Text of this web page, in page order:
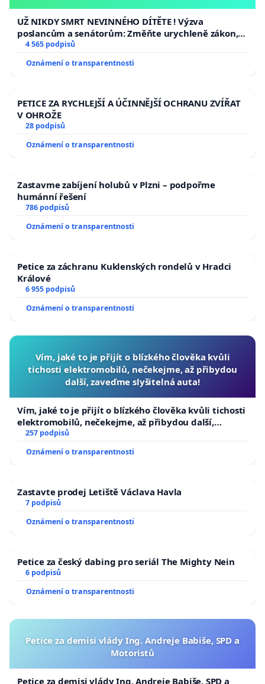
UŽ NIKDY SMRT NEVINNÉHO DÍTĚTE ! Výzva
poslancům a senátorům: Změňte urychleně zákon,
aby se tragédie malé Viktorky už nemohla opakovat!
4 565 podpisů
Oznámení o transparentnosti
PETICE ZA RYCHLEJŠÍ A ÚČINNĚJŠÍ OCHRANU ZVÍŘAT
V OHROŽE
28 podpisů
Oznámení o transparentnosti
Zastavme zabíjení holubů v Plzni – podpořme
humánní řešení
786 podpisů
Oznámení o transparentnosti
Petice za záchranu Kuklenských rondelů v Hradci
Králové
6 955 podpisů
Oznámení o transparentnosti
Vím, jaké to je přijít o blízkého člověka kvůli
tichosti elektromobilů, nečekejme, až přibydou
další, zaveďme slyšitelná auta!
Vím, jaké to je přijít o blízkého člověka kvůli tichosti
elektromobilů, nečekejme, až přibydou další,
zaveďme slyšitelná auta!
257 podpisů
Oznámení o transparentnosti
Zastavte prodej Letiště Václava Havla
7 podpisů
Oznámení o transparentnosti
Petice za český dabing pro seriál The Mighty Nein
6 podpisů
Oznámení o transparentnosti
Petice za demisi vlády Ing. Andreje Babiše, SPD a
Motoristů
Petice za demisi vlády Ing. Andreje Babiše, SPD a